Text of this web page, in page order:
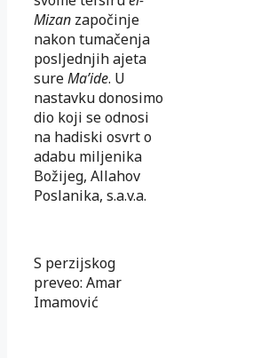
Mizan zapo­či­nje
nakon tumačenja
posljednjih aje­ta
sureMa’ide. U
nastavku donosimo
dio koji se odnosi
na hadiski osvrt o
adabu miljenika
Božijeg, Allahov
Poslanika, s.a.v.a.
S perzijskog
preveo: Amar
Imamović